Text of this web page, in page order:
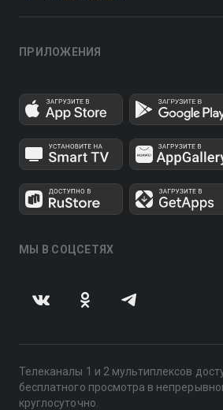
ПРИЛОЖЕНИЯ
МЫ В СОЦСЕТЯХ
Телеканалы 1 и 2 мультиплексов
бесплатного просмотра в
круглосуточно.